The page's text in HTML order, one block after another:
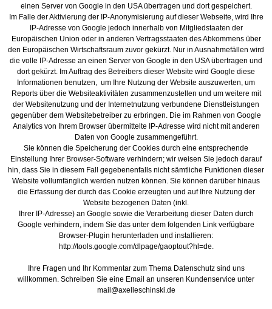
einen Server von Google in den USA übertragen und dort gespeichert.
Im Falle der Aktivierung der IP-Anonymisierung auf dieser Webseite, wird Ihre
IP-Adresse von Google jedoch innerhalb von Mitgliedstaaten der
Europäischen Union oder in anderen Vertragsstaaten des Abkommens über
den Europäischen Wirtschaftsraum zuvor gekürzt. Nur in Ausnahmefällen wird
die volle IP-Adresse an einen Server von Google in den USA übertragen und
dort gekürzt. Im Auftrag des Betreibers dieser Website wird Google diese
Informationen benutzen, um Ihre Nutzung der Website auszuwerten, um
Reports über die Websiteaktivitäten zusammenzustellen und um weitere mit
der Websitenutzung und der Internetnutzung verbundene Dienstleistungen
gegenüber dem Websitebetreiber zu erbringen. Die im Rahmen von Google
Analytics von Ihrem Browser übermittelte IP-Adresse wird nicht mit anderen
Daten von Google zusammengeführt.
Sie können die Speicherung der Cookies durch eine entsprechende
Einstellung Ihrer Browser-Software verhindern; wir weisen Sie jedoch darauf
hin, dass Sie in diesem Fall gegebenenfalls nicht sämtliche Funktionen dieser
Website vollumfänglich werden nutzen können. Sie können darüber hinaus
die Erfassung der durch das Cookie erzeugten und auf Ihre Nutzung der
Website bezogenen Daten (inkl.
Ihrer IP-Adresse) an Google sowie die Verarbeitung dieser Daten durch
Google verhindern, indem Sie das unter dem folgenden Link verfügbare
Browser-Plugin herunterladen und installieren:
http://tools.google.com/dlpage/gaoptout?hl=de.
Ihre Fragen und Ihr Kommentar zum Thema Datenschutz sind uns
willkommen. Schreiben Sie eine Email an unseren Kundenservice unter
mail@axelleschinski.de